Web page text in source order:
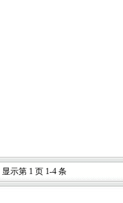
显示第 1 页 1-4 条